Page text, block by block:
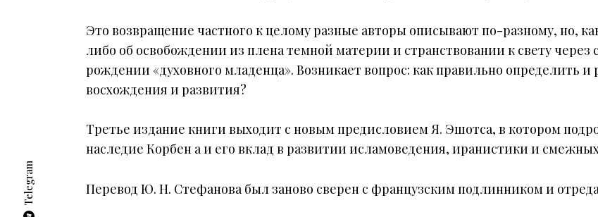
Это возвращение частного к целому разные авторы описывают по-разному, но,
либо об освобождении из плена темной материи и странствовании к свету через
рождении «духовного младенца». Возникает вопрос: как правильно определить и
восхождения и развития?
Третье издание книги выходит с новым предисловием Я. Эшотса, в котором
наследие Корбен а и его вклад в развитии исламоведения, иранистики и
Перевод Ю. Н. Стефанова был заново сверен с французским подлинником и
Telegram